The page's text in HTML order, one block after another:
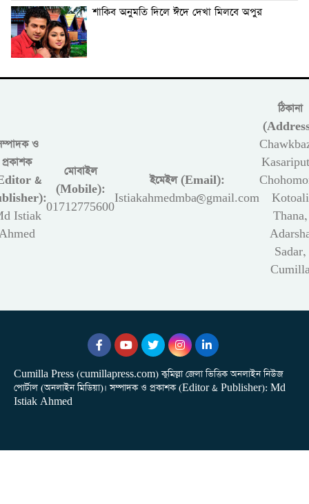
শাকিব অনুমতি দিলে ঈদে দেখা মিলবে অপুর
ও
প্রকাশক
&
Istiak
মোবাইল
(Mobile):
01712775600
ইমেইল (Email):
Istiakahmedmba@gmail.com
ঠিকানা
Kotoali
Thana,
Sadar,
Cumilla Press (cumillapress.com) কুমিল্লা জেলা ভিত্তিক অনলাইন নিউজ
পোর্টাল (অনলাইন মিডিয়া)। সম্পাদক ও প্রকাশক (Editor & Publisher): Md
Istiak Ahmed